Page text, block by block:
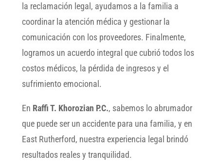
la reclamación legal, ayudamos a la familia a
coordinar la atención médica y gestionar la
comunicación con los proveedores. Finalmente,
logramos un acuerdo integral que cubrió todos los
costos médicos, la pérdida de ingresos y el
sufrimiento emocional.
En Raffi T. Khorozian P.C., sabemos lo abrumador
que puede ser un accidente para una familia, y en
East Rutherford, nuestra experiencia legal brindó
resultados reales y tranquilidad.